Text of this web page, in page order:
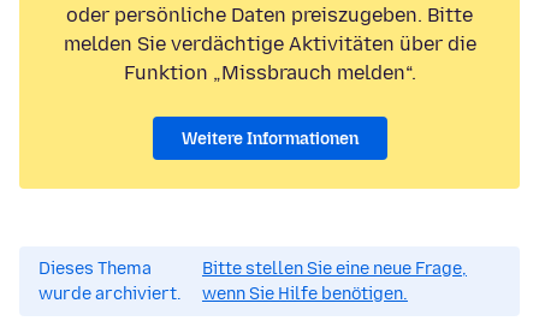
oder persönliche Daten preiszugeben. Bitte
melden Sie verdächtige Aktivitäten über die
Funktion „Missbrauch melden“.
Weitere Informationen
Dieses Thema
wurde archiviert.
Bitte stellen Sie eine neue Frage,
wenn Sie Hilfe benötigen.